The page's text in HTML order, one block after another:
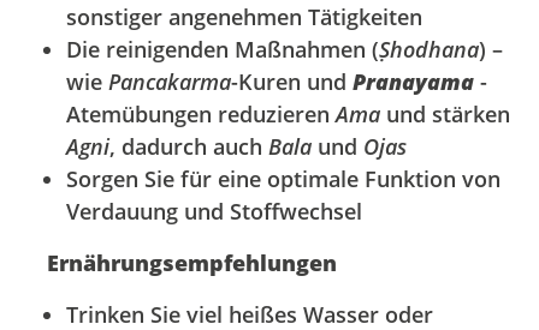
sonstiger angenehmen Tätigkeiten
Die reinigenden Maßnahmen (Ṣhodhana) –
wie Pancakarma-Kuren und Pranayama -
Atemübungen reduzierenAma und stärken
Agni, dadurch auch Bala und Ojas
Sorgen Sie für eine optimale Funktion von
Verdauung und Stoffwechsel
Ernährungsempfehlungen
Trinken Sie viel heißes Wasser oder